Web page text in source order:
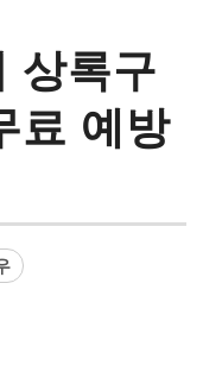
상록구
료 예방